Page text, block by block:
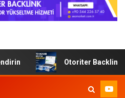
Otoriter Backlink ile